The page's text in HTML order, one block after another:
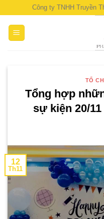
content
Công ty TNHH Truyền
TỔ
Tổng hợp
sự kiện 20/
12
Th11